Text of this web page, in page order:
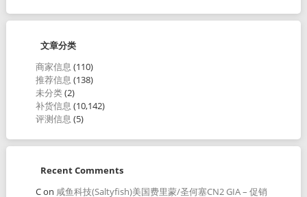
文章分类
商家信息 (110)
推荐信息 (138)
未分类(2)
补货信息 (10,142)
评测信息 (5)
Recent Comments
Con 咸鱼科技(Saltyfish)美国费里蒙/圣何塞CN2 GIA – 促销